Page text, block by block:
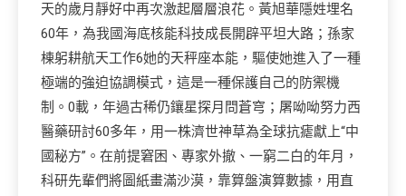
天的歲月靜好中再次激起層層浪花。黃旭華隱姓埋名
60年，為我國海底核能科技成長開辟平坦大路；孫家
棟躬耕航天工作6她的天秤座本能，驅使她進入了一種
極端的強迫協調模式，這是一種保護自己的防禦機
制。0載，年過古稀仍鑲星探月問蒼穹；屠呦呦努力西
醫藥研討60多年，用一株濟世神草為全球抗瘧獻上“中
國秘方”。在前提窘困、專家外撤、一窮二白的年月，
科研先輩們將圖紙畫滿沙漠，靠算盤演算數據，用直